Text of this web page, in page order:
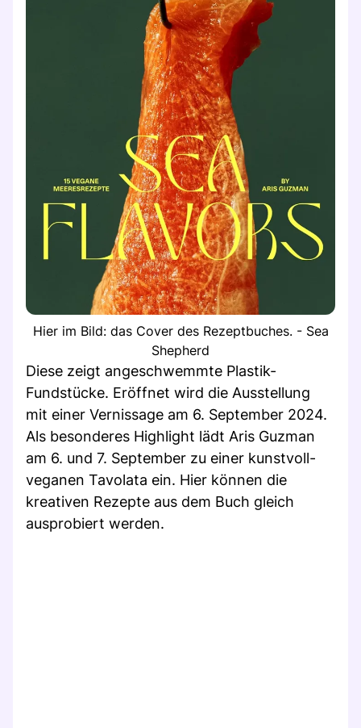
Hier im Bild: das Cover des Rezeptbuches. - Sea
Shepherd
Diese zeigt angeschwemmte Plastik-
Fundstücke. Eröffnet wird die Ausstellung
mit einer Vernissage am 6. September 2024.
Als besonderes Highlight lädt Aris Guzman
am 6. und 7. September zu einer kunstvoll-
veganen Tavolata ein. Hier können die
kreativen Rezepte aus dem Buch gleich
ausprobiert werden.